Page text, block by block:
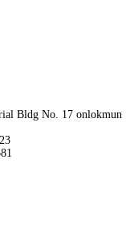
Bldg No. 17 onlokmun